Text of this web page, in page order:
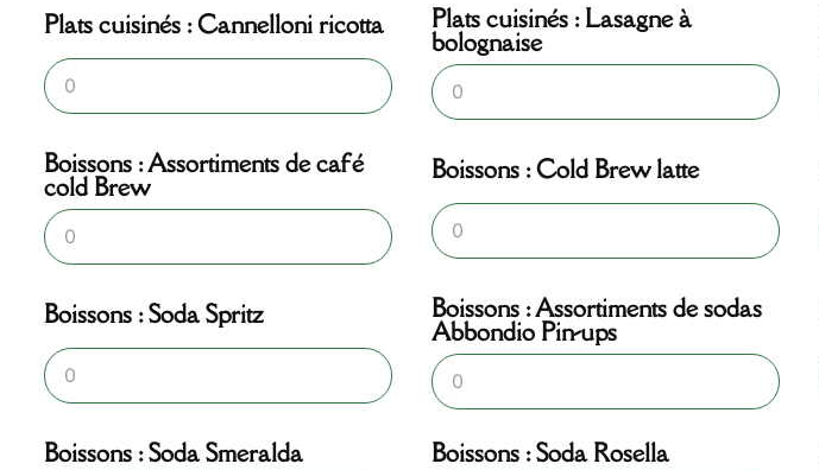
Plats cuisinés : Cannelloni ricotta Plats cuisinés : Lasagne à
bolognaise
Boissons : Assortiments de café
cold Brew
Boissons : Cold Brew latte
Boissons : Soda Spritz Boissons : Assortiments de sodas
Abbondio Pin-ups
Boissons : Soda Smeralda Boissons : Soda Rosella